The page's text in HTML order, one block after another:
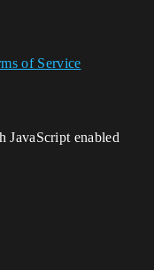
of Service
JavaScript enabled